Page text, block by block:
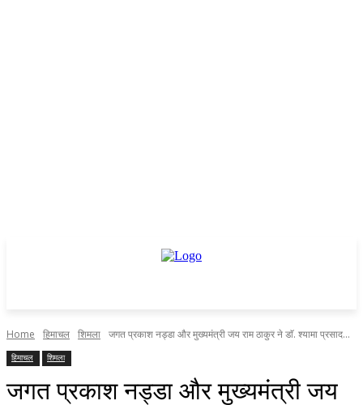
Home हिमाचल शिमला जगत प्रकाश नड्डा और मुख्यमंत्री जय राम ठाकुर ने डाॅ. श्यामा प्रसाद...
हिमाचल शिमला
जगत प्रकाश नड्डा और मुख्यमंत्री जय